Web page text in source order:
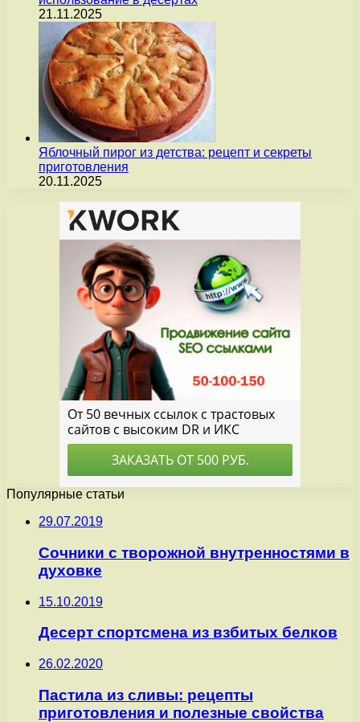
21.11.2025
Яблочный пирог из детства: рецепт и секреты
приготовления
20.11.2025
Популярные статьи
29.07.2019
Сочники с творожной внутренностями в
духовке
15.10.2019
Десерт спортсмена из взбитых белков
26.02.2020
Пастила из сливы: рецепты
приготовления и полезные свойства